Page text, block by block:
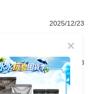
2025/12/23
2025/09/18